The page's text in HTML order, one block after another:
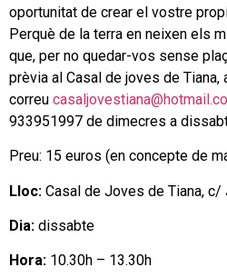
oportunitat de crear el vostre
Perquè de la terra en neixen els
que, per no quedar-vos sense
prèvia al Casal de joves de Tiana,
correu
933951997 de dimecres a
Preu: 15 euros (en concepte de
Lloc: Casal de Joves de Tiana,
Dia: dissabte
Hora: 10.30h – 13.30h